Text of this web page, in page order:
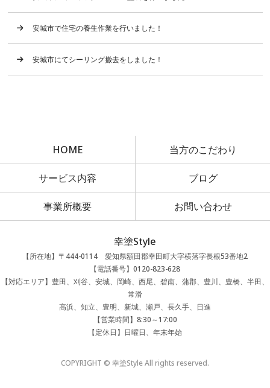
安城市で住宅の養生作業を行いました！
安城市にてシーリング撤去をしました！
HOME 当方のこだわり
サービス内容 ブログ
事業所概要 お問い合わせ
幸塗Style
【所在地】〒444-0114 愛知県額田郡幸田町大字横落字長根53番地2
【電話番号】0120-823-628
【対応エリア】豊田、刈谷、安城、岡崎、西尾、碧南、蒲郡、豊川、豊橋、半田、
常滑
高浜、知立、豊明、新城、瀬戸、長久手、日進
【営業時間】8:30～17:00
【定休日】日曜日、年末年始
COPYRIGHT © 幸塗Style All rights reserved.